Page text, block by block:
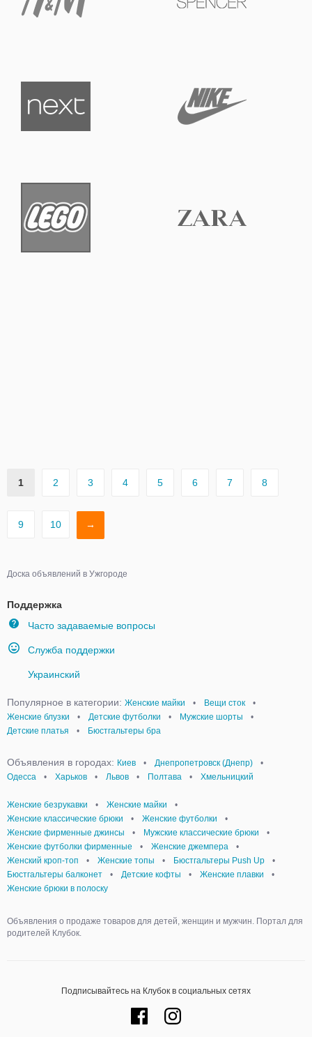
1 2 3 4 5 6 7 8
9 10 →
Доска объявлений в Ужгороде
Поддержка
Часто задаваемые вопросы
Служба поддержки
Украинский
Популярное в категории: Женские майки • Вещи сток
•
Женские блузки
• Детские футболки • Мужские шорты
•
Детские платья
• Бюстгальтеры бра
Объявления в городах: Киев • Днепропетровск (Днепр)
•
Одесса
• Харьков • Львов • Полтава • Хмельницкий
Женские безрукавки • Женские майки
•
Женские классические брюки
• Женские футболки
•
Женские фирменные джинсы
• Мужские классические брюки
•
Женские футболки фирменные
• Женские джемпера
•
Женский кроп-топ
• Женские топы • Бюстгальтеры Push Up
•
Бюстгальтеры балконет
• Детские кофты • Женские плавки
•
Женские брюки в полоску
Объявления о продаже товаров для детей, женщин и мужчин. Портал для
родителей Клубок.
Подписывайтесь на Клубок в социальных сетях